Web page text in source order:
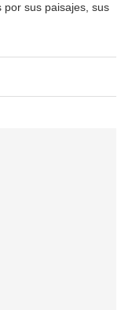
por sus paisajes, sus